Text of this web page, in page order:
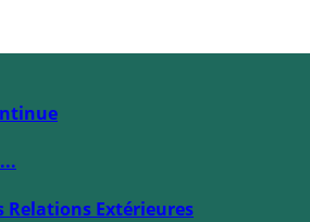
Relations Extérieures